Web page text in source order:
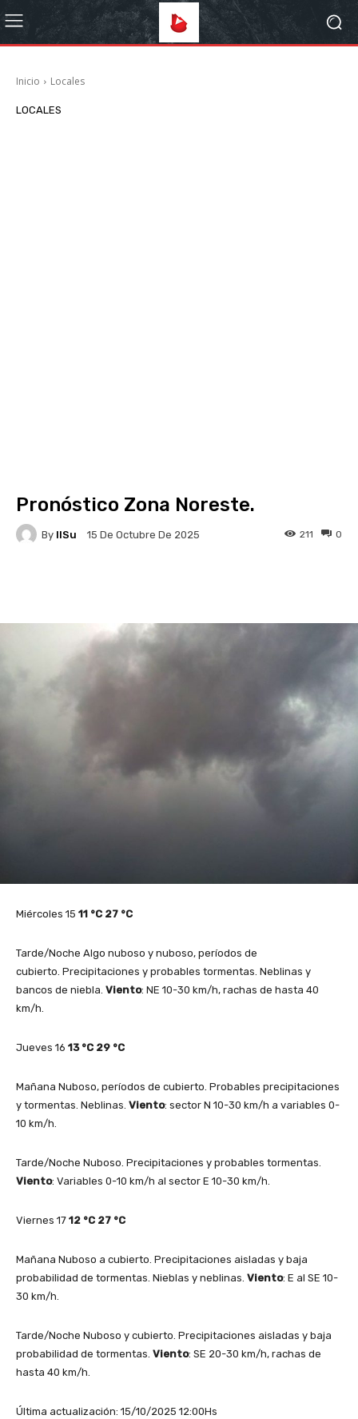
Inicio Locales
LOCALES
Pronóstico Zona Noreste.
By IlSu 15 De Octubre De 2025 0
211
Miércoles 15 11 °C 27 °C
Tarde/Noche Algo nuboso y nuboso, períodos de
cubierto. Precipitaciones y probables tormentas. Neblinas y
bancos de niebla. Viento: NE 10-30 km/h, rachas de hasta 40
km/h.
Jueves 16 13 °C 29 °C
Mañana Nuboso, períodos de cubierto. Probables precipitaciones
y tormentas. Neblinas. Viento: sector N 10-30 km/h a variables 0-
10 km/h.
Tarde/Noche Nuboso. Precipitaciones y probables tormentas.
Viento: Variables 0-10 km/h al sector E 10-30 km/h.
Viernes 17 12 °C 27 °C
Mañana Nuboso a cubierto. Precipitaciones aisladas y baja
probabilidad de tormentas. Nieblas y neblinas. Viento: E al SE 10-
30 km/h.
Tarde/Noche Nuboso y cubierto. Precipitaciones aisladas y baja
probabilidad de tormentas. Viento: SE 20-30 km/h, rachas de
hasta 40 km/h.
Última actualización: 15/10/2025 12:00Hs